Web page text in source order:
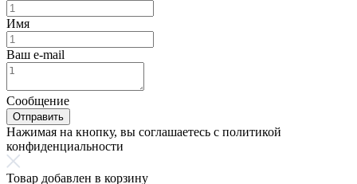
Имя
Ваш e-mail
Сообщение
Отправить
Нажимая на кнопку, вы соглашаетесь с политикой
конфиденциальности
Товар добавлен в корзину